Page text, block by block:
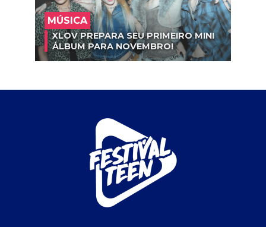
MÚSICA
XLOV PREPARA SEU PRIMEIRO MINI
ÁLBUM PARA NOVEMBRO!